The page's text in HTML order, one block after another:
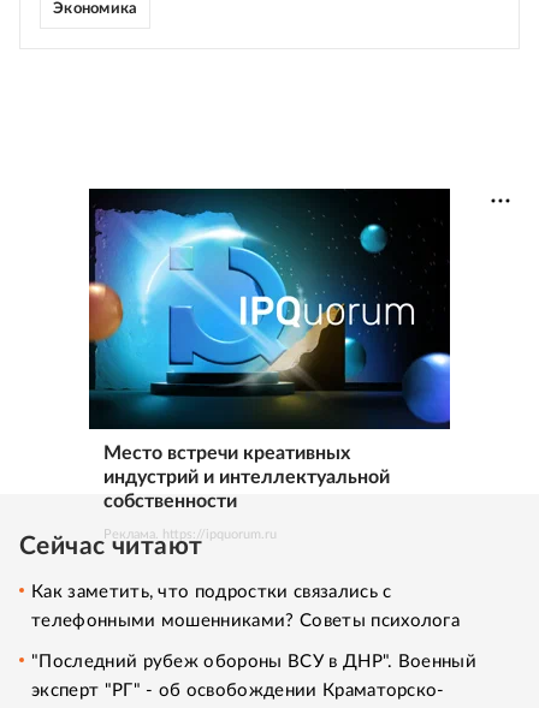
Экономика
Место встречи креативных
индустрий и интеллектуальной
собственности
Реклама. https://ipquorum.ru
Сейчас читают
Как заметить, что подростки связались с
телефонными мошенниками? Советы психолога
"Последний рубеж обороны ВСУ в ДНР". Военный
эксперт "РГ" - об освобождении Краматорско-